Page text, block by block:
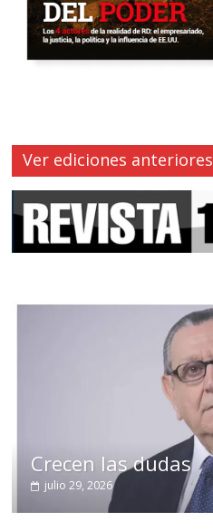
Ver ediciones anteriores
Crecen las dudas
julio 29, 2026